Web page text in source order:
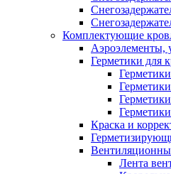
Комплектующие
Аэроэлементы,
Герметики для
Краска и
Лента